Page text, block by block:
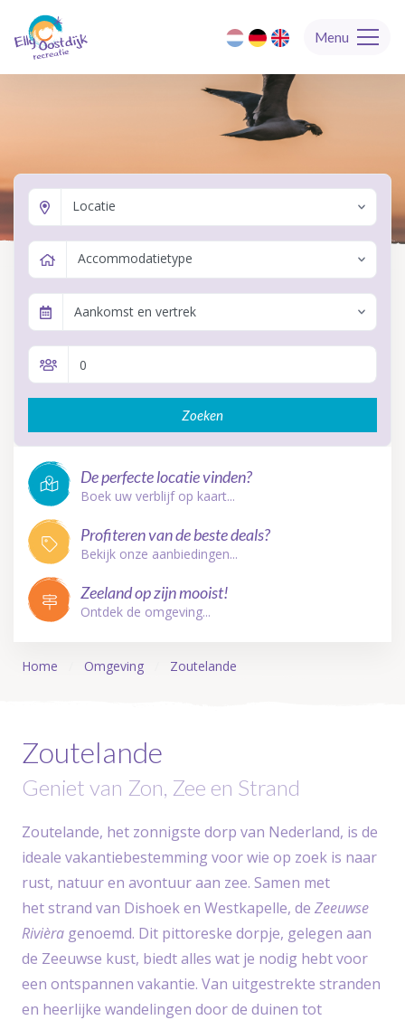
Menu
Locatie
Accommodatietype
Aankomst en vertrek
Zoeken
De perfecte locatie vinden?
Boek uw verblijf op kaart...
Profiteren van de beste deals?
Bekijk onze aanbiedingen...
Zeeland op zijn mooist!
Ontdek de omgeving...
Home Omgeving Zoutelande
Zoutelande
Geniet van Zon, Zee en Strand
Zoutelande, het zonnigste dorp van Nederland, is de
ideale vakantiebestemming voor wie op zoek is naar
rust, natuur en avontuur aan zee. Samen met
het strand van Dishoek en Westkapelle, de Zeeuwse
Rivièra genoemd. Dit pittoreske dorpje, gelegen aan
de Zeeuwse kust, biedt alles wat je nodig hebt voor
een ontspannen vakantie. Van uitgestrekte stranden
en heerlijke wandelingen door de duinen tot